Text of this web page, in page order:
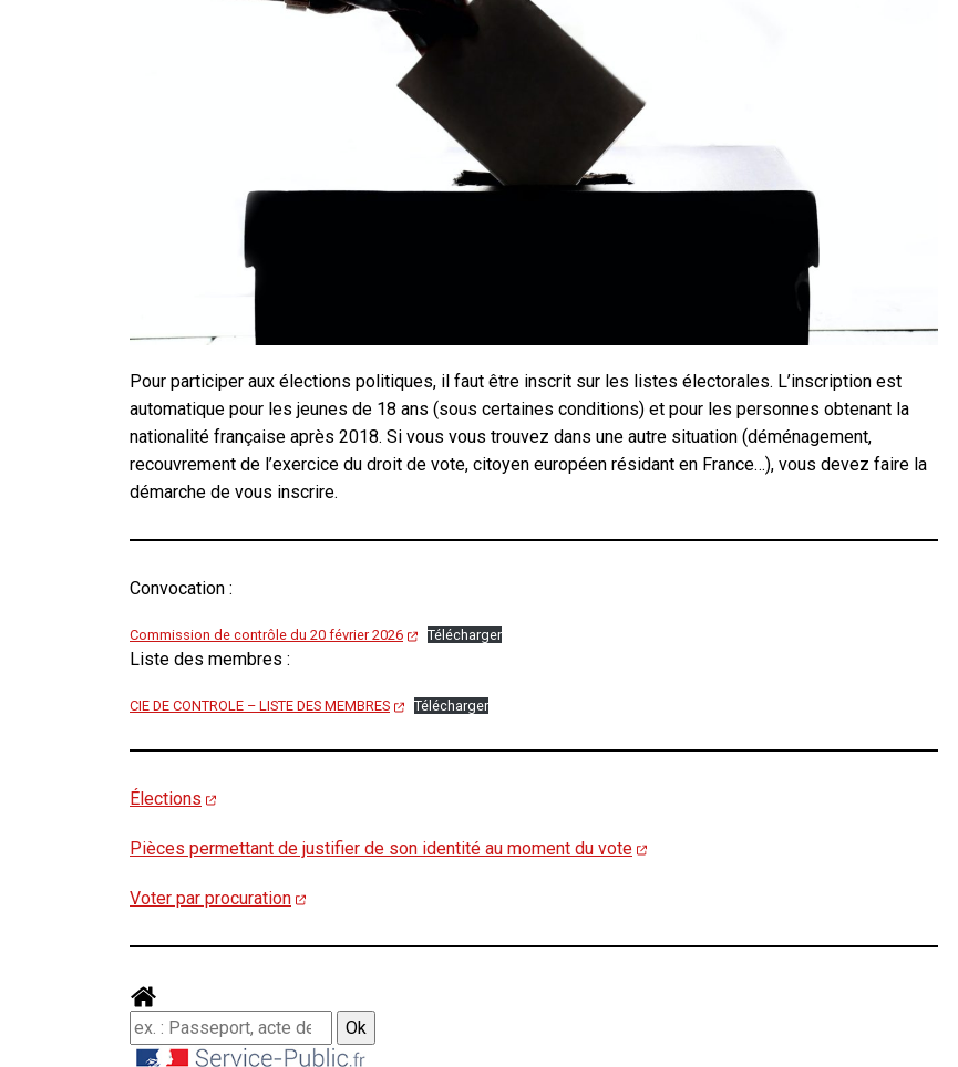
Pour participer aux élections politiques, il faut être inscrit sur les listes électorales. L’inscription est
automatique pour les jeunes de 18 ans (sous certaines conditions) et pour les personnes obtenant la
nationalité française après 2018. Si vous vous trouvez dans une autre situation (déménagement,
recouvrement de l’exercice du droit de vote, citoyen européen résidant en France…), vous devez faire la
démarche de vous inscrire.
Convocation :
Commission de contrôle du 20 février 2026 Télécharger
Liste des membres :
CIE DE CONTROLE – LISTE DES MEMBRES Télécharger
Élections
Pièces permettant de justifier de son identité au moment du vote
Voter par procuration